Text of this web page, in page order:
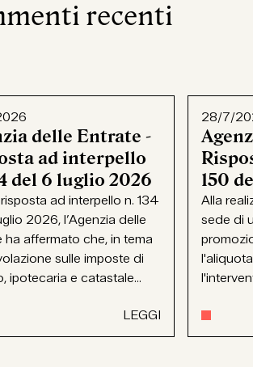
recenti
delle Entrate -
ad interpello
del 6 luglio 2026
ad interpello n. 134
2026, l’Agenzia delle
ha affermato che, in tema
sulle imposte di
ipotecaria e catastale...
LEGGI
28/7/
150
Alla
sede di